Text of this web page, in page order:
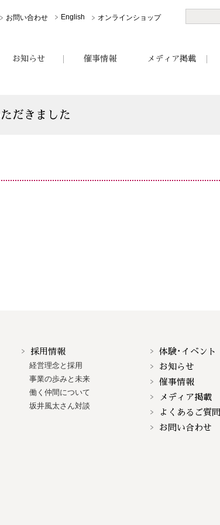
お問い合わせ English オンラインショップ
お知らせ 催事情報 メディア掲載
だきました
採用情報
経営理念と採用
事業の歩みと未来
働く仲間について
坂井風太さん対談
体験･イベント
お知らせ
催事情報
メディア掲載
よくあるご質問
お問い合わせ